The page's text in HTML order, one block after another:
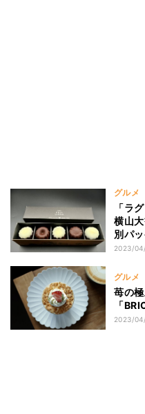
グルメ
「ラ
横山
別パ
2023/
グルメ
苺の
「
2023/